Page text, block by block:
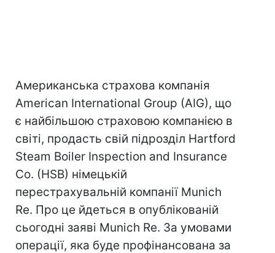
Американська страхова компанія
American International Group (AIG), що
є найбільшою страховою компанією в
світі, продасть свій підрозділ Hartford
Steam Boiler Inspection and Insurance
Co. (HSB) німецькій
перестрахувальній компанії Munich
Re. Про це йдеться в опублікованій
сьогодні заяві Munich Re. За умовами
операції, яка буде профінансована за